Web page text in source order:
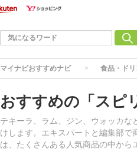
マイナビおすすめナビ 食品・ドリ
おすすめの「スピ
テキーラ、ラム、ジン、ウォッカ
けします。エキスパートと編集部
は、たくさんある人気商品の中から